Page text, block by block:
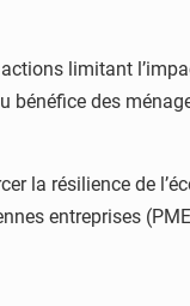
limitant
des
la résilience de
entreprises